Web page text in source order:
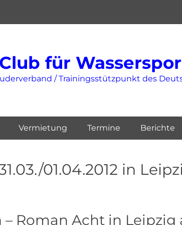
für
/ Trainingsstützpunkt des
Vermietung Termine Berichte
01.04.2012 in
Roman Acht in Leipzig